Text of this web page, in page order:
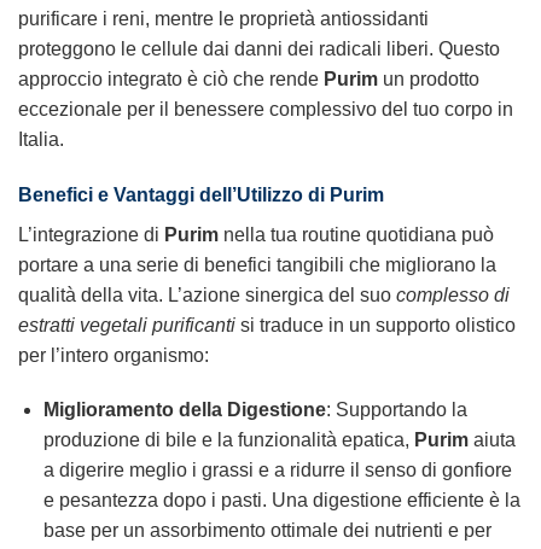
purificare i reni, mentre le proprietà antiossidanti
proteggono le cellule dai danni dei radicali liberi. Questo
approccio integrato è ciò che rende Purim un prodotto
eccezionale per il benessere complessivo del tuo corpo in
Italia.
Benefici e Vantaggi dell’Utilizzo di Purim
L’integrazione di Purim nella tua routine quotidiana può
portare a una serie di benefici tangibili che migliorano la
qualità della vita. L’azione sinergica del suo complesso di
estratti vegetali purificanti si traduce in un supporto olistico
per l’intero organismo:
Miglioramento della Digestione: Supportando la
produzione di bile e la funzionalità epatica, Purimaiuta
a digerire meglio i grassi e a ridurre il senso di gonfiore
e pesantezza dopo i pasti. Una digestione efficiente è la
base per un assorbimento ottimale dei nutrienti e per